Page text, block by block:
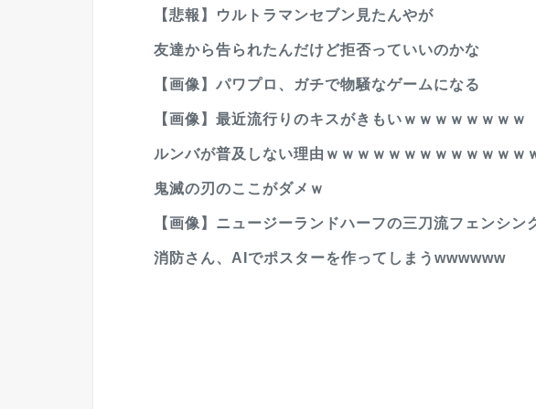
【悲報】ウルトラマンセブン見たんやが
友達から告られたんだけど拒否っていいのかな
【画像】パワプロ、ガチで物騒なゲームになる
【画像】最近流行りのキスがきもいｗｗｗｗｗｗｗｗ
ルンバが普及しない理由ｗｗｗｗｗｗｗｗｗｗｗｗｗ
鬼滅の刃のここがダメｗ
【画像】ニュージーランドハーフの三刀流フェンシン
消防さん、AIでポスターを作ってしまうwwwwww